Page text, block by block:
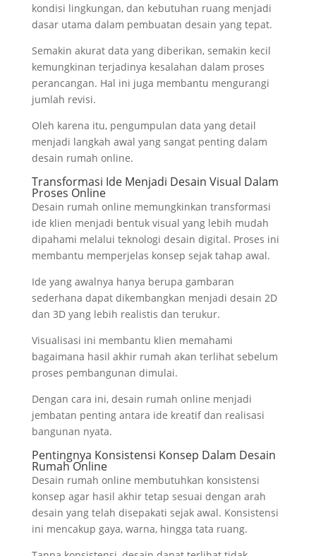
kondisi lingkungan, dan kebutuhan ruang menjadi
dasar utama dalam pembuatan desain yang tepat.
Semakin akurat data yang diberikan, semakin kecil
kemungkinan terjadinya kesalahan dalam proses
perancangan. Hal ini juga membantu mengurangi
jumlah revisi.
Oleh karena itu, pengumpulan data yang detail
menjadi langkah awal yang sangat penting dalam
desain rumah online.
Transformasi Ide Menjadi Desain Visual Dalam
Proses Online
Desain rumah online memungkinkan transformasi
ide klien menjadi bentuk visual yang lebih mudah
dipahami melalui teknologi desain digital. Proses ini
membantu memperjelas konsep sejak tahap awal.
Ide yang awalnya hanya berupa gambaran
sederhana dapat dikembangkan menjadi desain 2D
dan 3D yang lebih realistis dan terukur.
Visualisasi ini membantu klien memahami
bagaimana hasil akhir rumah akan terlihat sebelum
proses pembangunan dimulai.
Dengan cara ini, desain rumah online menjadi
jembatan penting antara ide kreatif dan realisasi
bangunan nyata.
Pentingnya Konsistensi Konsep Dalam Desain
Rumah Online
Desain rumah online membutuhkan konsistensi
konsep agar hasil akhir tetap sesuai dengan arah
desain yang telah disepakati sejak awal. Konsistensi
ini mencakup gaya, warna, hingga tata ruang.